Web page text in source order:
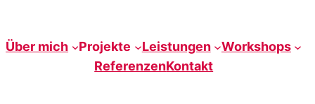
Über mich Projekte Leistungen
Workshops
ReferenzenKontakt